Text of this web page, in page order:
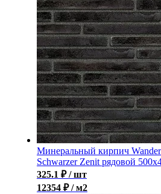
Минеральный кирпич
Schwarzer Zenit рядовой
325.1 ₽ / шт
12354 ₽ / м2